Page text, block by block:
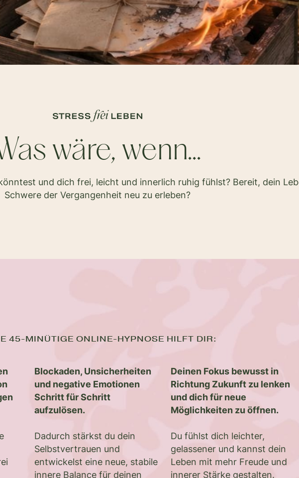
wäre, wenn...
und dich frei, leicht und innerlich ruhig fühlst? Bereit, dein
Schwere der Vergangenheit neu zu erleben?
45-MINÜTIGE ONLINE-HYPNOSE HILFT DIR:
Blockaden, Unsicherheiten
und negative Emotionen
Schritt für Schritt
aufzulösen.
Dadurch stärkst du dein
Selbstvertrauen und
entwickelst eine neue, stabile
innere Balance für deinen
Deinen Fokus bewusst in
Richtung Zukunft zu lenken
und dich für neue
Möglichkeiten zu öffnen.
Du fühlst dich leichter,
gelassener und kannst dein
Leben mit mehr Freude und
innerer Stärke gestalten.